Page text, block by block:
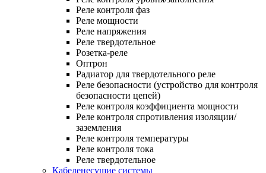
Реле контроля фаз
Реле мощности
Реле напряжения
Реле твердотельное
Розетка-реле
Оптрон
Радиатор для твердотельного реле
Реле безопасности (устройство для контроля
безопасности цепей)
Реле контроля коэффициента мощности
Реле контроля спротивления изоляции/
заземления
Реле контроля температуры
Реле контроля тока
Реле твердотельное
Кабеленесущие системы